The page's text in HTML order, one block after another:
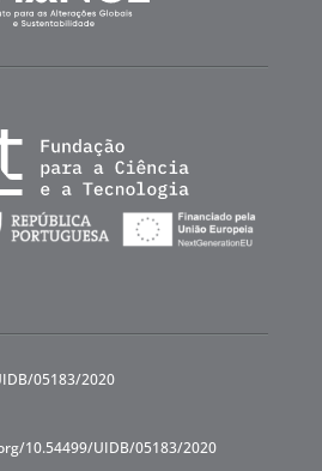
05183/2020
10.54499/UIDB/05183/2020